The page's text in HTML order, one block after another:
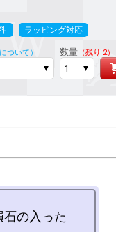
ラッピング対応
ついて ） 数量（残り 2）
の入った